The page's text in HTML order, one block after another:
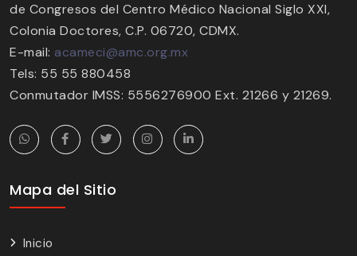
de Congresos del Centro Médico Nacional Siglo XXI,
Colonia Doctores, C.P. 06720, CDMX.
E-mail: acameci@amc.org.mx
Tels: 55 55 880458
Conmutador IMSS: 5556276900 Ext. 21266 y 21269.
Mapa del Sitio
Inicio